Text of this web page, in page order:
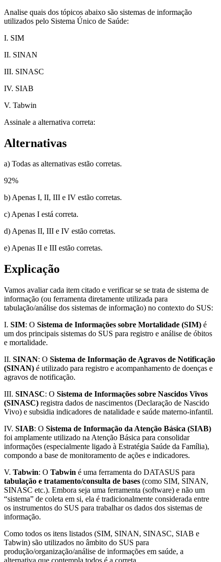
Analise quais dos tópicos abaixo são sistemas de informação
utilizados pelo Sistema Único de Saúde:
I. SIM
II. SINAN
III. SINASC
IV. SIAB
V. Tabwin
Assinale a alternativa correta:
Alternativas
a) Todas as alternativas estão corretas.
92%
b) Apenas I, II, III e IV estão corretas.
c) Apenas I está correta.
d) Apenas II, III e IV estão corretas.
e) Apenas II e III estão corretas.
Explicação
Vamos avaliar cada item citado e verificar se se trata de sistema de
informação (ou ferramenta diretamente utilizada para
tabulação/análise dos sistemas de informação) no contexto do SUS:
I. SIM: O Sistema de Informações sobre Mortalidade (SIM) é
um dos principais sistemas do SUS para registro e análise de óbitos
e mortalidade.
II. SINAN: O Sistema de Informação de Agravos de Notificação
(SINAN) é utilizado para registro e acompanhamento de doenças e
agravos de notificação.
III. SINASC: O Sistema de Informações sobre Nascidos Vivos
(SINASC) registra dados de nascimentos (Declaração de Nascido
Vivo) e subsidia indicadores de natalidade e saúde materno-infantil.
IV. SIAB: O Sistema de Informação da Atenção Básica (SIAB)
foi amplamente utilizado na Atenção Básica para consolidar
informações (especialmente ligado à Estratégia Saúde da Família),
compondo a base de monitoramento de ações e indicadores.
V. Tabwin: O Tabwin é uma ferramenta do DATASUS para
tabulação e tratamento/consulta de bases (como SIM, SINAN,
SINASC etc.). Embora seja uma ferramenta (software) e não um
“sistema” de coleta em si, ela é tradicionalmente considerada entre
os instrumentos do SUS para trabalhar os dados dos sistemas de
informação.
Como todos os itens listados (SIM, SINAN, SINASC, SIAB e
Tabwin) são utilizados no âmbito do SUS para
produção/organização/análise de informações em saúde, a